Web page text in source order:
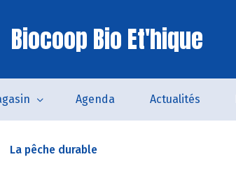
Biocoop Bio Et'hique
Agenda Actualités
La pêche durable